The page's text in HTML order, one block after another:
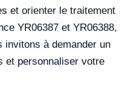
et orienter le traitement
YR06387 et YR06388,
à demander un
et personnaliser votre